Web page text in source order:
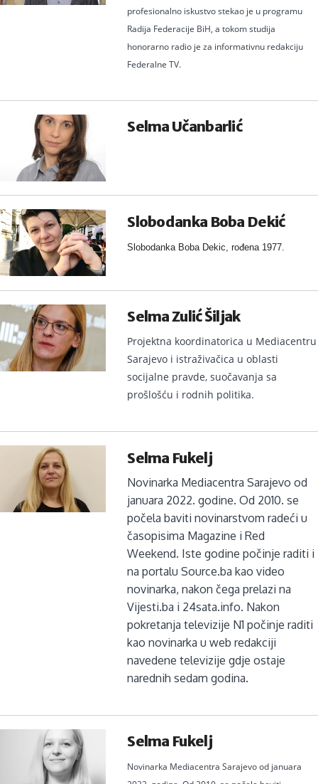
profesionalno iskustvo stekao je u programu
Radija Federacije BiH, a tokom studija
honorarno radio je za informativnu redakciju
Federalne TV.
Selma Učanbarlić
Slobodanka Boba Dekić
Slobodanka Boba Dekic, rođena 1977.
Selma Zulić Šiljak
Projektna koordinatorica u Mediacentru
Sarajevo i istraživačica u oblasti
socijalne pravde, suočavanja sa
prošlošću i rodnih politika.
Selma Fukelj
Novinarka Mediacentra Sarajevo od
januara 2022. godine. Od 2010. se
počela baviti novinarstvom radeći u
časopisima Magazine i Red
Weekend. Iste godine počinje raditi i
na portalu Source.ba kao video
novinarka, nakon čega prelazi na
Vijesti.ba i 24sata.info. Nakon
pokretanja televizije N1 počinje raditi
kao novinarka u web redakciji
navedene televizije gdje ostaje
narednih sedam godina.
Selma Fukelj
Novinarka Mediacentra Sarajevo od januara